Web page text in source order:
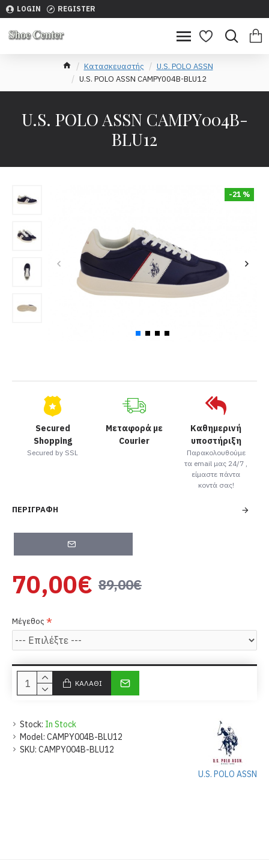
LOGIN REGISTER
Κατασκευαστής
U.S. POLO ASSN
U.S. POLO ASSN CAMPY004B-BLU12
U.S. POLO ASSN CAMPY004B-
BLU12
-21 %
Secured
Shopping
Secured by SSL
Μεταφορά με
Courier
Καθημερινή
υποστήριξη
Παρακολουθούμε
τα email μας 24/7 ,
είμαστε πάντα
κοντά σας!
ΠΕΡΙΓΡΑΦΉ
Stock: In Stock
Model: CAMPY004B-BLU12
SKU: CAMPY004B-BLU12
U.S. POLO ASSN
89,00€
70,00€
Μέγεθος
ΚΑΛΆΘΙ